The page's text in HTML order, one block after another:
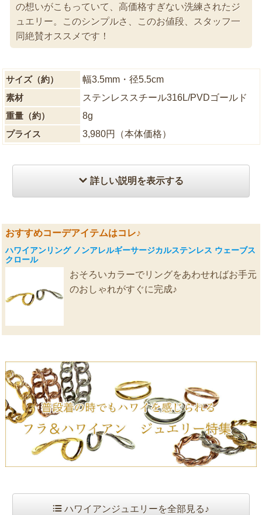
の想いがこもっていて、高価格すぎない洗練されたジ
ュエリー。このシンプルさ、このお値段、スタッフ一
同絶賛オススメです！
サイズ（約）
幅3.5mm・径5.5cm
素材
ステンレススチール316L/PVDゴールド
重量（約）
8g
プライス
3,980円（本体価格）
詳しい説明を表示する
おすすめコーデアイテムはコレ♪
ハワイアンリング ノンアレルギーサージカルステンレス ウェーブス
クロール
おそろいカラーでリングをあわせればお手元
のおしゃれがすぐに完成♪
ハワイアンジュエリーを全部見る♪